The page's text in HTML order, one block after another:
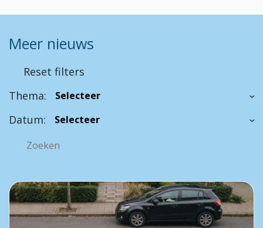
Meer nieuws
Reset filters
Thema:
Datum: